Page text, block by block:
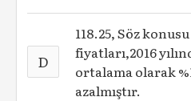
D
118.25, Söz
fiyatları,2016
ortalama olarak
azalmıştır.